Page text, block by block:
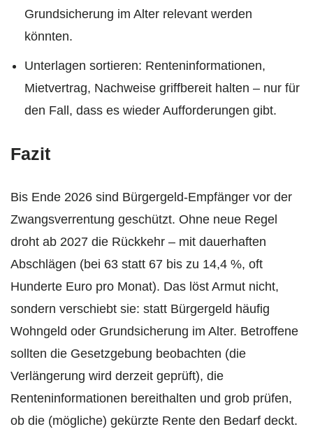
Grundsicherung im Alter relevant werden
könnten.
Unterlagen sortieren: Renteninformationen,
Mietvertrag, Nachweise griffbereit halten – nur für
den Fall, dass es wieder Aufforderungen gibt.
Fazit
Bis Ende 2026 sind Bürgergeld-Empfänger vor der
Zwangsverrentung geschützt. Ohne neue Regel
droht ab 2027 die Rückkehr – mit dauerhaften
Abschlägen (bei 63 statt 67 bis zu 14,4 %, oft
Hunderte Euro pro Monat). Das löst Armut nicht,
sondern verschiebt sie: statt Bürgergeld häufig
Wohngeld oder Grundsicherung im Alter. Betroffene
sollten die Gesetzgebung beobachten (die
Verlängerung wird derzeit geprüft), die
Renteninformationen bereithalten und grob prüfen,
ob die (mögliche) gekürzte Rente den Bedarf deckt.